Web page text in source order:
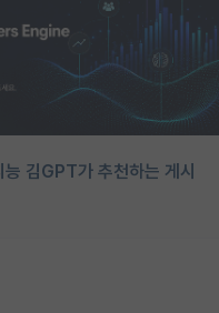
김GPT가 추천하는 게시